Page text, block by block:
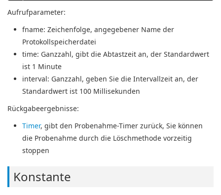
Aufrufparameter:
fname: Zeichenfolge, angegebener Name der
Protokollspeicherdatei
time: Ganzzahl, gibt die Abtastzeit an, der Standardwert
ist 1 Minute
interval: Ganzzahl, geben Sie die Intervallzeit an, der
Standardwert ist 100 Millisekunden
Rückgabeergebnisse:
Timer, gibt den Probenahme-Timer zurück, Sie können
die Probenahme durch die Löschmethode vorzeitig
stoppen
Konstante